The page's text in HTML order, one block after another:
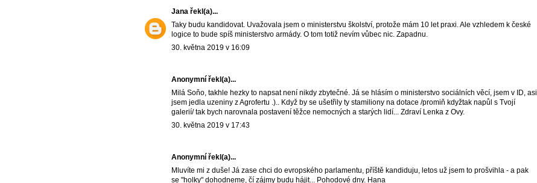
Jana řekl(a)...
Taky budu kandidovat. Uvažovala jsem o ministerstvu školství, protože mám 10 let praxi. Ale vzhledem k české
logice to bude spíš ministerstvo armády. O tom totiž nevím vůbec nic. Zapadnu.
30. května 2019 v 16:09
Anonymní řekl(a)...
Milá Soňo, takhle hezky to napsat není nikdy zbytečné. Já se hlásím o ministerstvo sociálních věcí, jsem v ID, asi
jsem jedla uzeniny z Agrofertu .).. Když by se ušetřily ty stamiliony na dotace /promiň kdyžtak napůl s Tvojí
galerií/ tak bych narovnala postavení těžce nemocných a starých lidí... Zdraví Lenka z Ovy.
30. května 2019 v 17:43
Anonymní řekl(a)...
Mluvíte mi z duše! Já zase chci do evropského parlamentu, příště kandiduju, letos už jsem to prošvihla - a pak
se "holky" dohodneme, čí zájmy budu hájit... Pohodové dny. Hana